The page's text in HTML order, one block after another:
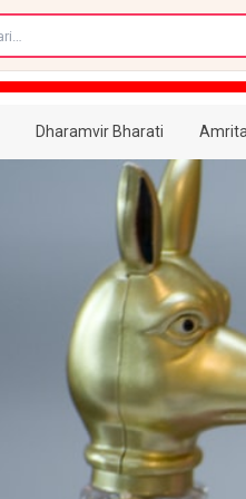
Dharamvir Bharati